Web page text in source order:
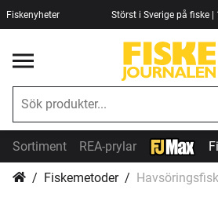
Fiskenyheter Störst i Sverige på fiske |
Sortiment REA-prylar
Fiskemetoder